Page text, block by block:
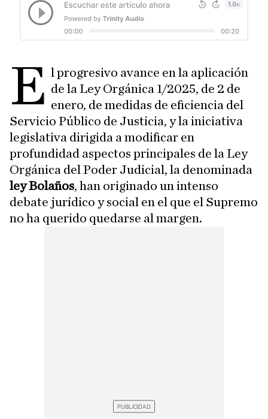
E l progresivo avance en la aplicación
de la Ley Orgánica 1/2025, de 2 de
enero, de medidas de eficiencia del
Servicio Público de Justicia, y la iniciativa
legislativa dirigida a modificar en
profundidad aspectos principales de la Ley
Orgánica del Poder Judicial, la denominada
ley Bolaños, han originado un intenso
debate jurídico y social en el que el Supremo
no ha querido quedarse al margen.